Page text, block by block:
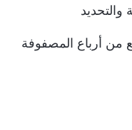
من أرباع المصفوفة